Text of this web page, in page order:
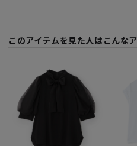
このアイテムを見た人はこんな